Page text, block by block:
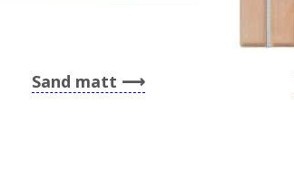
Sand matt